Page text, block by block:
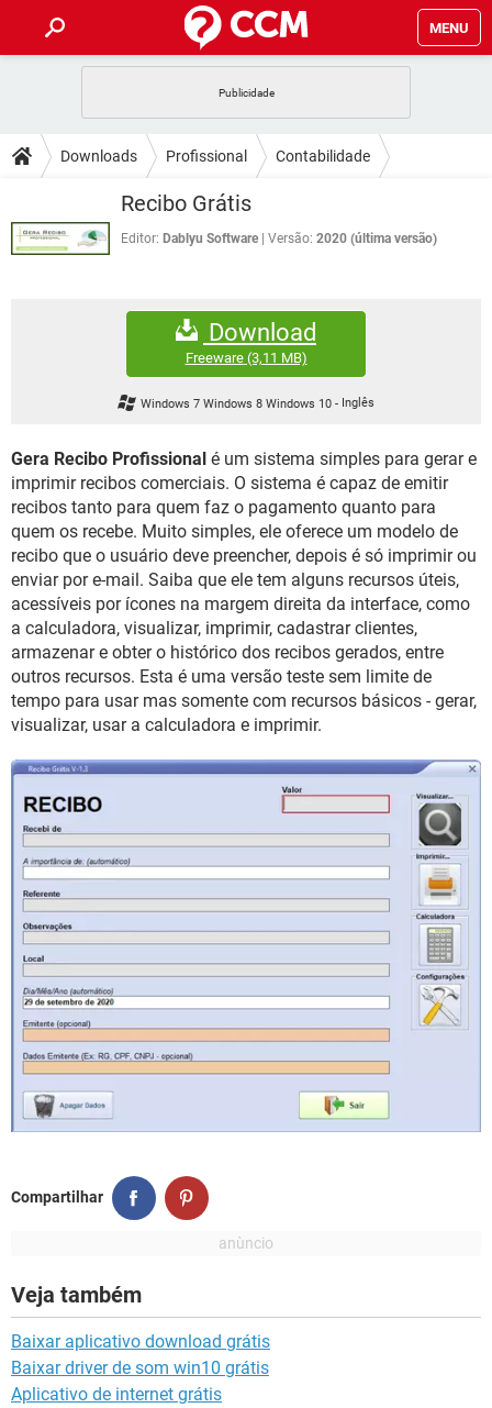
MENU
CELULAR FACEBOOK
INSTAGRAM GMAIL
DICAS
JOGOS
CELULAR
OUTLOOK
JOGOS WHATSAPP
EXCEL
GMAIL
FÓRUM
FACEBOOK
EXCEL
GMAIL
WHATSAPP
INSTAGRAM GMAIL
GUIA DE COMPRAS
Downloads Profissional Contabilidade
Recibo Grátis
Editor: Dablyu Software Versão: 2020 (última versão)
Download
Freeware(3,11 MB)
Windows 7 Windows 8 Windows 10 - Inglês
Gera Recibo Profissional é um sistema simples para gerar e
imprimir recibos comerciais. O sistema é capaz de emitir
recibos tanto para quem faz o pagamento quanto para
quem os recebe. Muito simples, ele oferece um modelo de
recibo que o usuário deve preencher, depois é só imprimir ou
enviar por e-mail. Saiba que ele tem alguns recursos úteis,
acessíveis por ícones na margem direita da interface, como
a calculadora, visualizar, imprimir, cadastrar clientes,
armazenar e obter o histórico dos recibos gerados, entre
outros recursos. Esta é uma versão teste sem limite de
tempo para usar mas somente com recursos básicos - gerar,
visualizar, usar a calculadora e imprimir.
Compartilhar
Veja também
Baixar aplicativo download grátis
Baixar driver de som win10 grátis
Aplicativo de internet grátis